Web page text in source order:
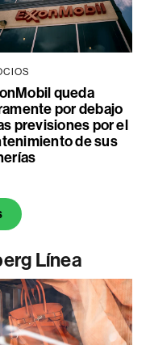
queda
por debajo
previsiones por el
de sus
Línea